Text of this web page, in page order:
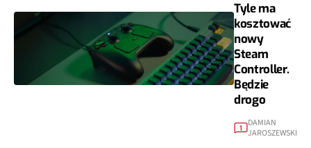
Tyle ma
kosztować
nowy
Steam
Controller.
Będzie
drogo
1
DAMIAN
JAROSZEWSKI